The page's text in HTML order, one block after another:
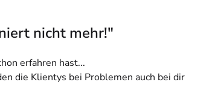
nicht mehr!"
erfahren hast...
die Klientys bei Problemen auch bei dir